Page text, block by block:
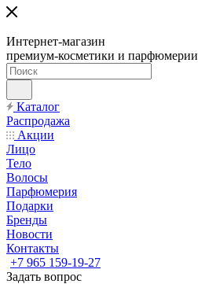
Интернет-магазин
премиум-косметики и парфюмерии
Каталог
Распродажа
Акции
Лицо
Тело
Волосы
Парфюмерия
Подарки
Бренды
Новости
Контакты
+7 965 159-19-27
Задать вопрос